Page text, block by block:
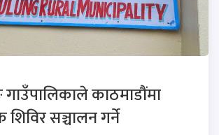
काठमाडौंमा
शिविर सञ्चालन गर्ने